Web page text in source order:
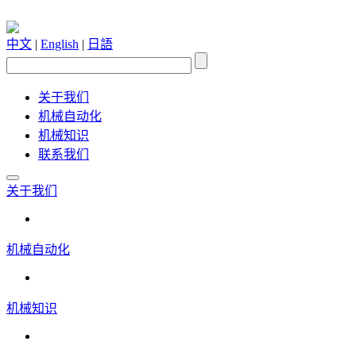
中文 | English | 日語
关于我们
机械自动化
机械知识
联系我们
关于我们
机械自动化
机械知识